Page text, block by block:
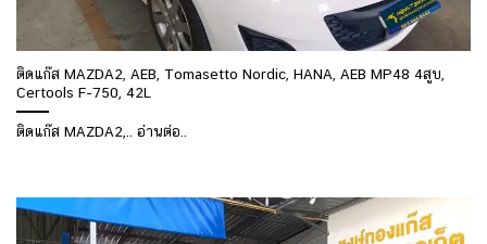
ติดแก๊ส MAZDA2, AEB, Tomasetto Nordic, HANA, AEB MP48 4สูบ,
Certools F-750, 42L
ติดแก๊ส MAZDA2,.. อ่านต่อ..